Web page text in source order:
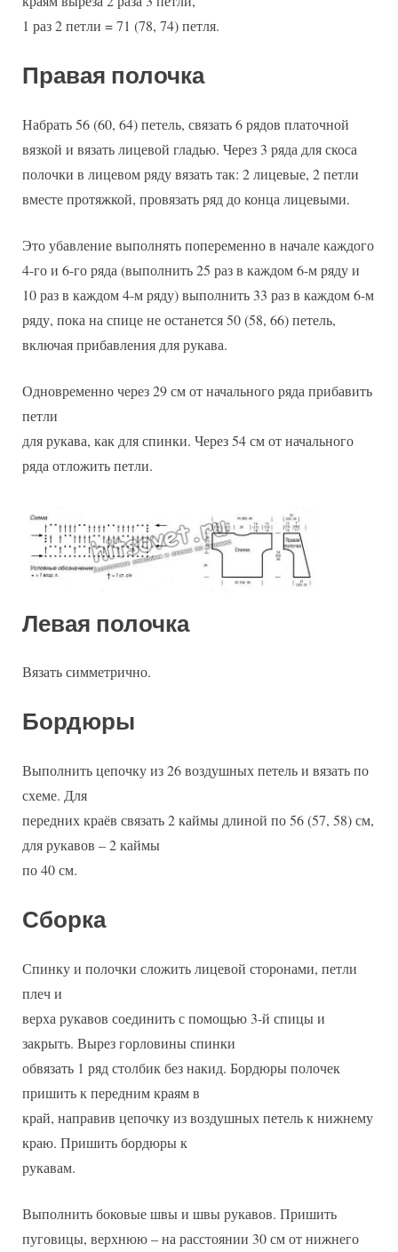
1 раз 2 петли = 71 (78, 74) петля.
Правая полочка
Набрать 56 (60, 64) петель, связать 6 рядов платочной
вязкой и вязать лицевой гладью. Через 3 ряда для скоса
полочки в лицевом ряду вязать так: 2 лицевые, 2 петли
вместе протяжкой, провязать ряд до конца лицевыми.
Это убавление выполнять попеременно в начале каждого
4-го и 6-го ряда (выполнить 25 раз в каждом 6-м ряду и
10 раз в каждом 4-м ряду) выполнить 33 раз в каждом 6-м
ряду, пока на спице не останется 50 (58, 66) петель,
включая прибавления для рукава.
Одновременно через 29 см от начального ряда прибавить
петли
для рукава, как для спинки. Через 54 см от начального
ряда отложить петли.
Левая полочка
Вязать симметрично.
Бордюры
Выполнить цепочку из 26 воздушных петель и вязать по
схеме. Для
передних краёв связать 2 каймы длиной по 56 (57, 58) см,
для рукавов – 2 каймы
по 40 см.
Сборка
Спинку и полочки сложить лицевой сторонами, петли
плеч и
верха рукавов соединить с помощью 3-й спицы и
закрыть. Вырез горловины спинки
обвязать 1 ряд столбик без накид. Бордюры полочек
пришить к передним краям в
край, направив цепочку из воздушных петель к нижнему
краю. Пришить бордюры к
рукавам.
Выполнить боковые швы и швы рукавов. Пришить
пуговицы, верхнюю – на расстоянии 30 см от нижнего